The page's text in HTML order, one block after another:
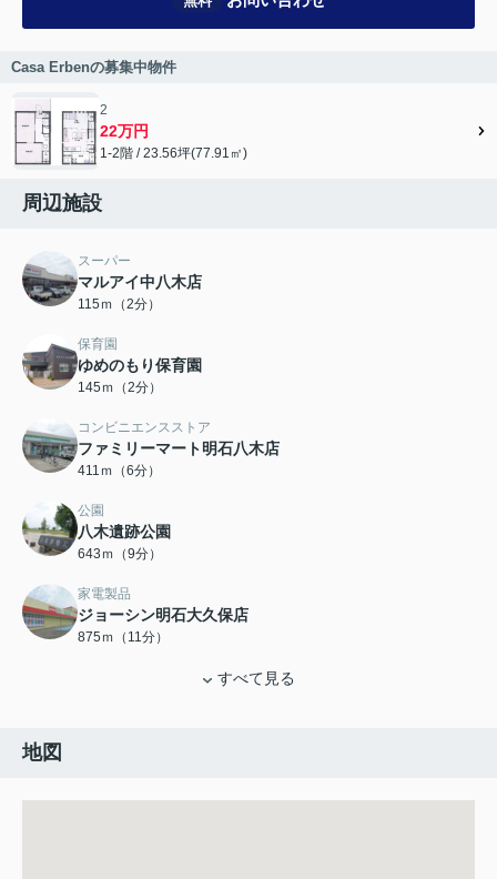
Casa Erbenの募集中物件
2
22万円
1-2階 / 23.56坪(77.91㎡)
周辺施設
スーパー
マルアイ中八木店
115ｍ（2分）
保育園
ゆめのもり保育園
145ｍ（2分）
コンビニエンスストア
ファミリーマート明石八木店
411ｍ（6分）
公園
八木遺跡公園
643ｍ（9分）
家電製品
ジョーシン明石大久保店
875ｍ（11分）
すべて見る
地図